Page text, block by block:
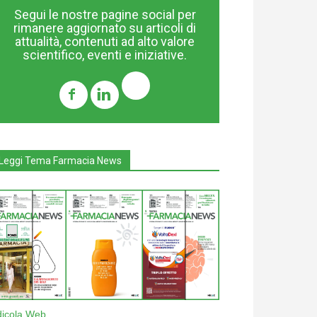
Segui le nostre pagine social per
rimanere aggiornato su articoli di
attualità, contenuti ad alto valore
scientifico, eventi e iniziative.
Tema Farmacia News
Web